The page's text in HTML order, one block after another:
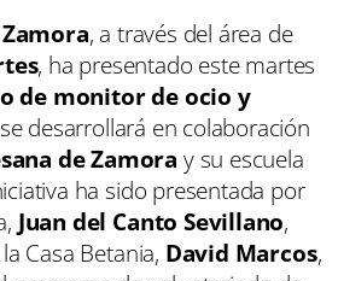
, a través del área de
, ha presentado este martes
de monitor de ocio y
desarrollará en colaboración
de Zamora y su escuela
ha sido presentada por
Juan del Canto Sevillano,
Casa Betania, David Marcos,